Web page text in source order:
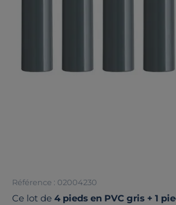
Référence : 02004230
Ce lot de 4 pieds en PVC gris + 1